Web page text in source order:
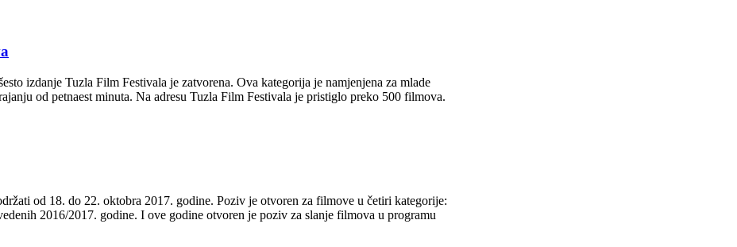
izdanje Tuzla Film Festivala je zatvorena. Ova kategorija je namjenjena za mlade
od petnaest minuta. Na adresu Tuzla Film Festivala je pristiglo preko 500 filmova.
od 18. do 22. oktobra 2017. godine. Poziv je otvoren za filmove u četiri kategorije:
2016/2017. godine. I ove godine otvoren je poziv za slanje filmova u programu